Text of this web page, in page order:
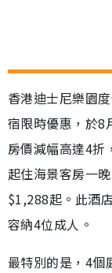
香港迪士尼樂園
宿限時優惠，於8
房價減幅高達4
起住海景客房一
$1,288起。此酒
容納4位成人。
最特別的是，4個